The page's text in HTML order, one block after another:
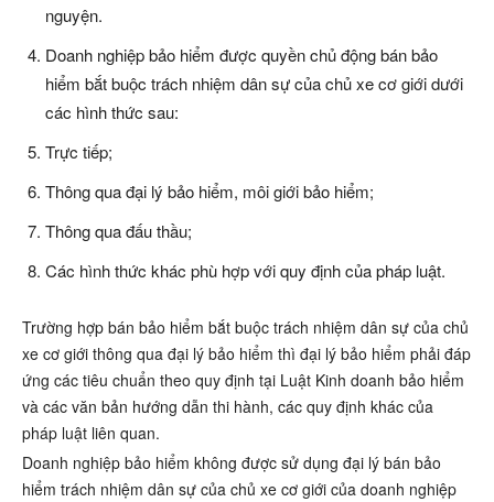
nguyện.
Doanh nghiệp bảo hiểm được quyền chủ động bán bảo
hiểm bắt buộc trách nhiệm dân sự của chủ xe cơ giới dưới
các hình thức sau:
Trực tiếp;
Thông qua đại lý bảo hiểm, môi giới bảo hiểm;
Thông qua đấu thầu;
Các hình thức khác phù hợp với quy định của pháp luật.
Trường hợp bán bảo hiểm bắt buộc trách nhiệm dân sự của chủ
xe cơ giới thông qua đại lý bảo hiểm thì đại lý bảo hiểm phải đáp
ứng các tiêu chuẩn theo quy định tại Luật Kinh doanh bảo hiểm
và các văn bản hướng dẫn thi hành, các quy định khác của
pháp luật liên quan.
Doanh nghiệp bảo hiểm không được sử dụng đại lý bán bảo
hiểm trách nhiệm dân sự của chủ xe cơ giới của doanh nghiệp